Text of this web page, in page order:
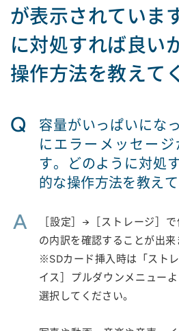
が表示されていま
に対処すれば良い
操作方法を教えて
Q
容量がいっぱいにな
にエラーメッセー
す。どのように対処
的な操作方法を教えて
A
［設定］→［ストレージ］
の内訳を確認することが出来
※SDカード挿入時は「スト
イス］プルダウンメニュー
選択してください。